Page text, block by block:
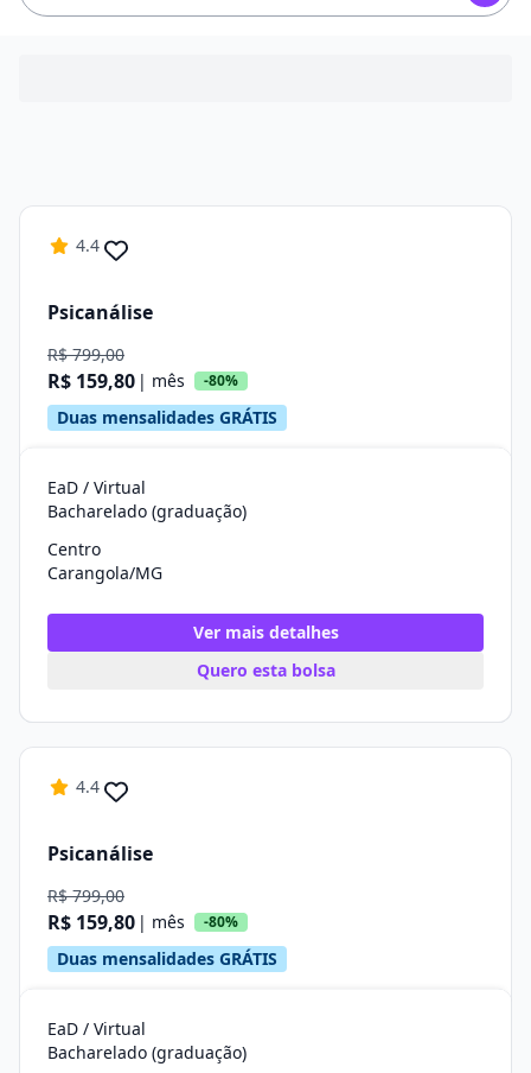
4.4
Psicanálise
R$ 799,00
R$ 159,80 | mês -80%
Duas mensalidades GRÁTIS
EaD / Virtual
Bacharelado (graduação)
Centro
Carangola/MG
Ver mais detalhes
Quero esta bolsa
4.4
Psicanálise
R$ 799,00
R$ 159,80 | mês -80%
Duas mensalidades GRÁTIS
EaD / Virtual
Bacharelado (graduação)